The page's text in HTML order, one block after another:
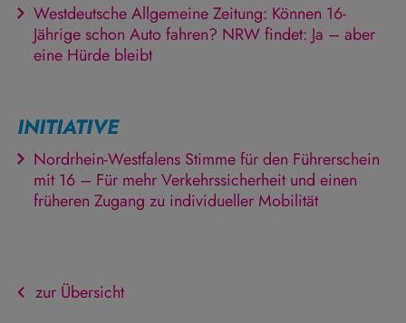
Westdeutsche Allgemeine Zeitung: Können 16-
Jährige schon Auto fahren? NRW findet: Ja – aber
eine Hürde bleibt
INITIATIVE
Nordrhein-Westfalens Stimme für den Führerschein
mit 16 – Für mehr Verkehrssicherheit und einen
früheren Zugang zu individueller Mobilität
zur Übersicht